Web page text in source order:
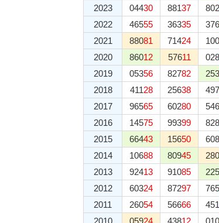
2023
04430 88137 802
2022
46555 36335 376
2021
88081 71424 100
2020
86012 57611 028
2019
05356 82782 253
2018
41128 25638 497
2017
96565 60280 546
2016
14575 99399 828
2015
66443 15650 608
2014
10688 80945 280
2013
92413 91085 225
2012
60324 87297 765
2011
26054 56666 451
2010
05924 43812 010